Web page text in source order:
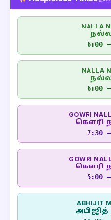
NALLA
6:00
NALLA
6:00
GOWRI
கௌரி
7:30
GOWRI
கௌரி
5:00
ABHIJIT
அபிஜித்